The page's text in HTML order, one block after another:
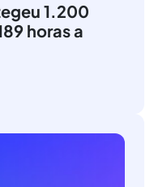
1.200
horas a